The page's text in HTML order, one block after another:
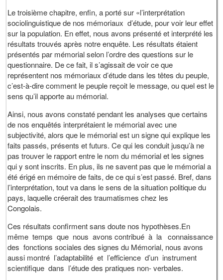
Le troisième chapitre, enfin, a porté sur «l’interprétation
sociolinguistique de nos mémoriaux d’étude, pour voir leur effet
sur la population. En effet, nous avons présenté et interprété les
résultats trouvés après notre enquête. Les résultats étaient
présentés par mémorial selon l’ordre des questions sur le
questionnaire. De ce fait, il s’agissait de voir ce que
représentent nos mémoriaux d’étude dans les têtes du peuple,
c’est-à-dire comment le peuple reçoit le message, ou quel est le
sens qu’il apporte au mémorial.
Ainsi, nous avons constaté pendant les analyses que certains
de nos enquêtés interprétaient le mémorial avec une
subjectivité, alors que le mémorial est un signe qui explique les
faits passés, présents et futurs. Ce qui les conduit jusqu’à ne
pas trouver le rapport entre le nom du mémorial et les signes
qui y sont inscrits. En plus, ils ne savent pas que le mémorial a
été érigé en mémoire de faits, de ce qui s’est passé. Bref, dans
l’interprétation, tout va dans le sens de la situation politique du
pays, laquelle créerait des traumatismes chez les
Congolais.
Ces résultats confirment sans doute nos hypothèses.En
même temps que nous avons contribué à la connaissance
des fonctions sociales des signes du Mémorial, nous avons
aussi montré l’adaptabilité et l’efficience d’un instrument
scientifique dans l’étude des pratiques non- verbales.